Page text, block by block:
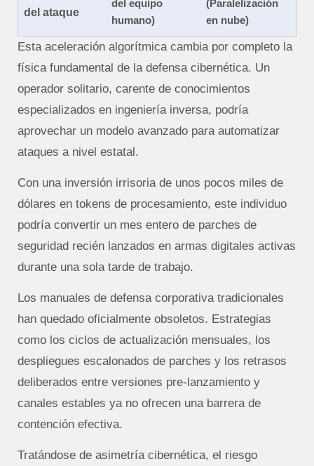
del ataque
del equipo
humano)
(Paralelización
en nube)
Esta aceleración algorítmica cambia por completo la
física fundamental de la defensa cibernética. Un
operador solitario, carente de conocimientos
especializados en ingeniería inversa, podría
aprovechar un modelo avanzado para automatizar
ataques a nivel estatal.
Con una inversión irrisoria de unos pocos miles de
dólares en tokens de procesamiento, este individuo
podría convertir un mes entero de parches de
seguridad recién lanzados en armas digitales activas
durante una sola tarde de trabajo.
Los manuales de defensa corporativa tradicionales
han quedado oficialmente obsoletos. Estrategias
como los ciclos de actualización mensuales, los
despliegues escalonados de parches y los retrasos
deliberados entre versiones pre-lanzamiento y
canales estables ya no ofrecen una barrera de
contención efectiva.
Tratándose de asimetría cibernética, el riesgo